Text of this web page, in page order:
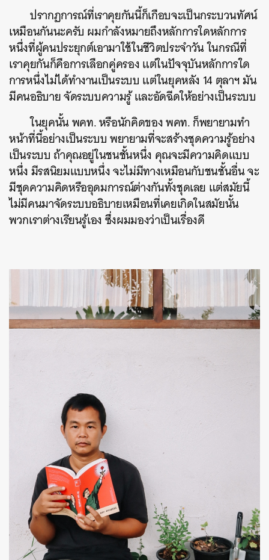
ปรากฏการณ์ที่เราคุยกันนี้ก็เกือบจะเป็นกระบวนทัศน์
เหมือนกันนะครับ ผมกำลังหมายถึงหลักการใดหลักการ
หนึ่งที่ผู้คนประยุกต์เอามาใช้ในชีวิตประจำวัน ในกรณีที่
เราคุยกันก็คือการเลือกคู่ครอง แต่ในปัจจุบันหลักการใด
การหนึ่งไม่ได้ทำงานเป็นระบบ แต่ในยุคหลัง 14 ตุลาฯ มัน
มีคนอธิบาย จัดระบบความรู้ และอัดฉีดให้อย่างเป็นระบบ
ในยุคนั้น พคท. หรือนักคิดของ พคท. ก็พยายามทำ
หน้าที่นี้อย่างเป็นระบบ พยายามที่จะสร้างชุดความรู้อย่าง
เป็นระบบ ถ้าคุณอยู่ในชนชั้นหนึ่ง คุณจะมีความคิดแบบ
หนึ่ง มีรสนิยมแบบหนึ่ง จะไม่มีทางเหมือนกับชนชั้นอื่น จะ
มีชุดความคิดหรืออุดมการณ์ต่างกันทั้งชุดเลย แต่สมัยนี้
ไม่มีคนมาจัดระบบอธิบายเหมือนที่เคยเกิดในสมัยนั้น
พวกเราต่างเรียนรู้เอง ซึ่งผมมองว่าเป็นเรื่องดี
ค้นหา